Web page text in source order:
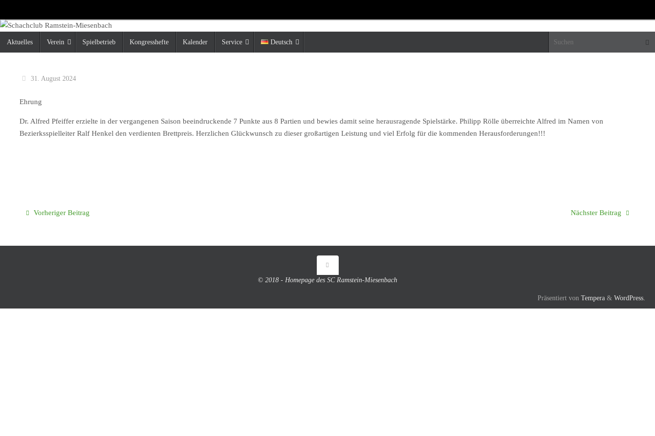
Inhalt
springen
Inhalt
Aktuelles Verein Spielbetrieb Kongresshefte Kalender Service Deutsch
31. August 2024
Ehrung
Dr. Alfred Pfeiffer erzielte in der vergangenen Saison beeindruckende 7 Punkte aus 8 Partien und bewies damit seine herausragende Spielstärke. Philipp Rölle überreichte Alfred im Namen von
Bezierksspielleiter Ralf Henkel den verdienten Brettpreis. Herzlichen Glückwunsch zu dieser großartigen Leistung und viel Erfolg für die kommenden Herausforderungen!!!
Vorheriger Beitrag Nächster Beitrag
© 2018 - Homepage des SC Ramstein-Miesenbach
Präsentiert von Tempera & WordPress.